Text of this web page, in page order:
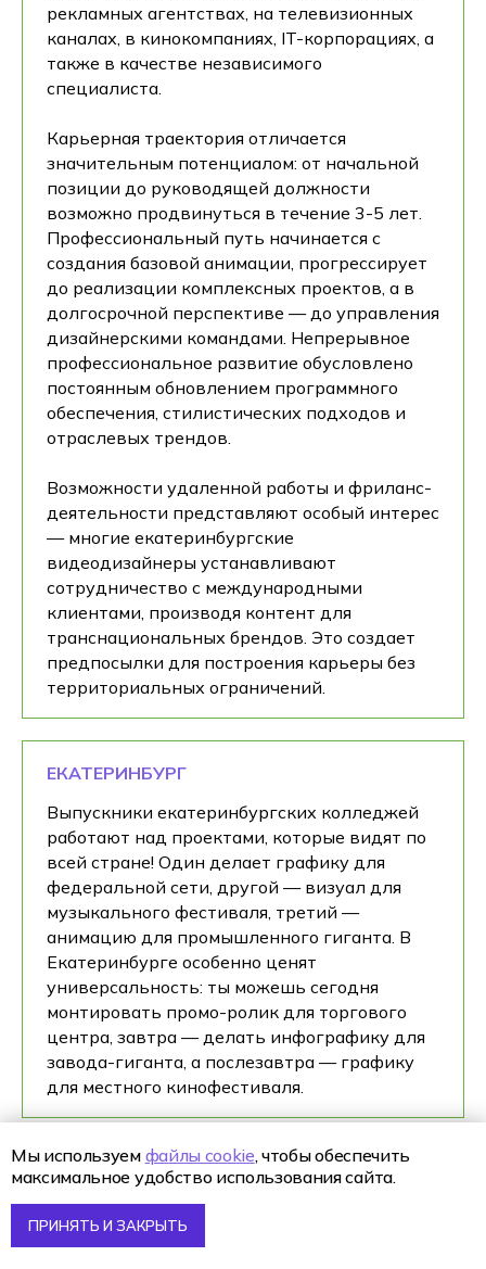
рекламных агентствах, на телевизионных
каналах, в кинокомпаниях, IT-корпорациях, а
также в качестве независимого
специалиста.
Карьерная траектория отличается
значительным потенциалом: от начальной
позиции до руководящей должности
возможно продвинуться в течение 3-5 лет.
Профессиональный путь начинается с
создания базовой анимации, прогрессирует
до реализации комплексных проектов, а в
долгосрочной перспективе — до управления
дизайнерскими командами. Непрерывное
профессиональное развитие обусловлено
постоянным обновлением программного
обеспечения, стилистических подходов и
отраслевых трендов.
Возможности удаленной работы и фриланс-
деятельности представляют особый интерес
— многие екатеринбургские
видеодизайнеры устанавливают
сотрудничество с международными
клиентами, производя контент для
транснациональных брендов. Это создает
предпосылки для построения карьеры без
территориальных ограничений.
ЕКАТЕРИНБУРГ
Выпускники екатеринбургских колледжей
работают над проектами, которые видят по
всей стране! Один делает графику для
федеральной сети, другой — визуал для
музыкального фестиваля, третий —
анимацию для промышленного гиганта. В
Екатеринбурге особенно ценят
универсальность: ты можешь сегодня
монтировать промо-ролик для торгового
центра, завтра — делать инфографику для
завода-гиганта, а послезавтра — графику
для местного кинофестиваля.
Мы используем файлы cookie, чтобы обеспечить
максимальное удобство использования сайта.
ПРИНЯТЬ И ЗАКРЫТЬ